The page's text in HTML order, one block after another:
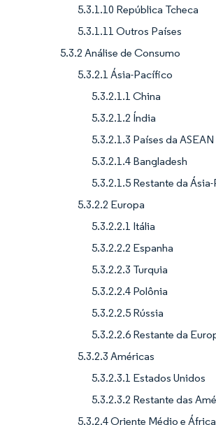
5.3.1.10 República Tcheca
5.3.1.11 Outros Países
5.3.2 Análise de Consumo
5.3.2.1 Ásia-Pacífico
5.3.2.1.1 China
5.3.2.1.2 Índia
5.3.2.1.3 Países da ASEAN
5.3.2.1.4 Bangladesh
5.3.2.1.5 Restante da
5.3.2.2 Europa
5.3.2.2.1 Itália
5.3.2.2.2 Espanha
5.3.2.2.3 Turquia
5.3.2.2.4 Polônia
5.3.2.2.5 Rússia
5.3.2.2.6 Restante da
5.3.2.3 Américas
5.3.2.3.1 Estados Unidos
5.3.2.3.2 Restante das
5.3.2.4 Oriente Médio e